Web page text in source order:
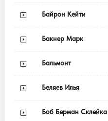
Байрон Кейти
Бакнер Марк
Бальмонт
Беляев Илья
Боб Берман Склейка